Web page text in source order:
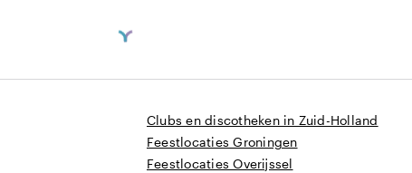
Clubs en discotheken in Zuid-Holland
Feestlocaties Groningen
Feestlocaties Overijssel